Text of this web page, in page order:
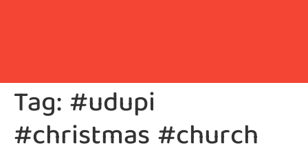
Tag:#udupi
#christmas #church